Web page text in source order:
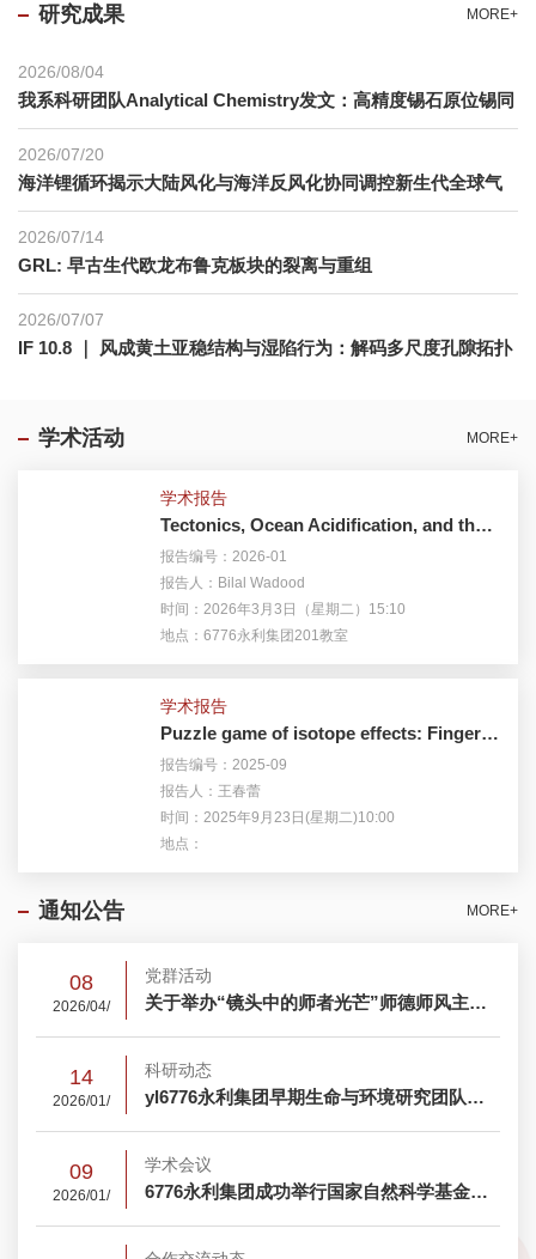
研究成果 MORE+
2026/08/04
我系科研团队Analytical Chemistry发文：高精度锡石原位锡同
位素分析有了新“标尺”
2026/07/20
海洋锂循环揭示大陆风化与海洋反风化协同调控新生代全球气
候变冷
2026/07/14
GRL: 早古生代欧龙布鲁克板块的裂离与重组
2026/07/07
IF 10.8 ｜ 风成黄土亚稳结构与湿陷行为：解码多尺度孔隙拓扑
学术活动 MORE+
学术报告
Tectonics, Ocean Acidification, and the Permian-Triassic Extinction: Unraveling the Neotethys Gateway
报告编号：2026-01
报告人：Bilal Wadood
时间：2026年3月3日（星期二）15:10
地点：6776永利集团201教室
学术报告
Puzzle game of isotope effects: Fingerprint andreconstruct the fates of organie molecules
报告编号：2025-09
报告人：王春蕾
时间：2025年9月23日(星期二)10:00
地点：
通知公告 MORE+
08
2026/04/
党群活动
关于举办“镜头中的师者光芒”师德师风主题手机摄影大赛的通知
14
2026/01/
科研动态
yl6776永利集团早期生命与环境研究团队重建了过去20亿年海洋氧化模型的演变过程
09
2026/01/
学术会议
6776永利集团成功举行国家自然科学基金申报指导会议